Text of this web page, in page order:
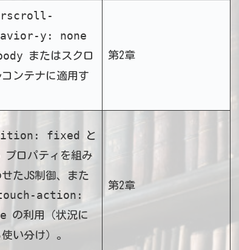
y: none
またはスクロ
コンテナに適用す
第2章
fixed と
プロパティを組み
たJS制御、また
action:
の利用（状況に
い分け）。
第2章